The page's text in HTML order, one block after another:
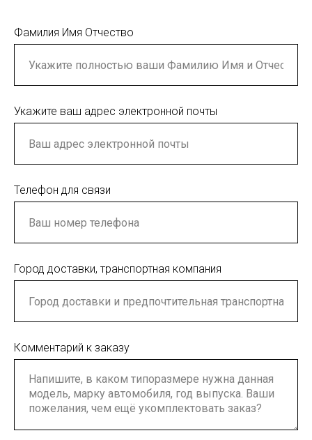
Фамилия Имя Отчество
Укажите ваш адрес электронной почты
Телефон для связи
Город доставки, транспортная компания
Комментарий к заказу